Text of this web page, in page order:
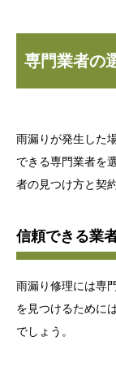
専門業者の
雨漏りが発生した
できる専門業者を
者の見つけ方と契
信頼できる業
雨漏り修理には専
を見つけるために
でしょう。